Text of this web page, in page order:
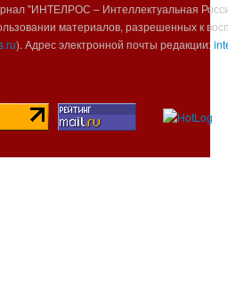
"ИНТЕЛРОС – Интеллектуальная
материалов, разрешенных к
). Адрес электронной почты редакции: